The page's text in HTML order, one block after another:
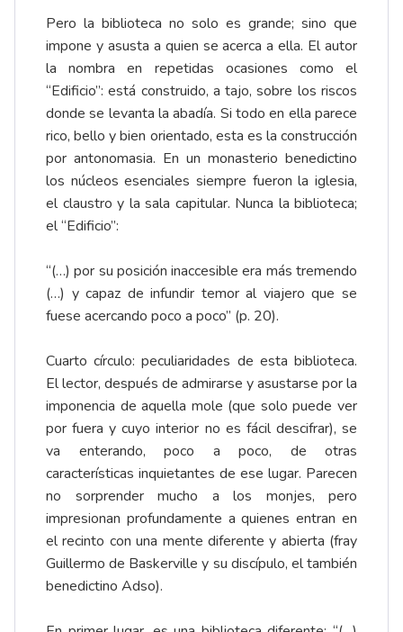
Pero la biblioteca no solo es grande; sino que
impone y asusta a quien se acerca a ella. El autor
la nombra en repetidas ocasiones como el
“Edificio”: está construido, a tajo, sobre los riscos
donde se levanta la abadía. Si todo en ella parece
rico, bello y bien orientado, esta es la construcción
por antonomasia. En un monasterio benedictino
los núcleos esenciales siempre fueron la iglesia,
el claustro y la sala capitular. Nunca la biblioteca;
el “Edificio”:
“(…) por su posición inaccesible era más tremendo
(…) y capaz de infundir temor al viajero que se
fuese acercando poco a poco” (p. 20).
Cuarto círculo: peculiaridades de esta biblioteca.
El lector, después de admirarse y asustarse por la
imponencia de aquella mole (que solo puede ver
por fuera y cuyo interior no es fácil descifrar), se
va enterando, poco a poco, de otras
características inquietantes de ese lugar. Parecen
no sorprender mucho a los monjes, pero
impresionan profundamente a quienes entran en
el recinto con una mente diferente y abierta (fray
Guillermo de Baskerville y su discípulo, el también
benedictino Adso).